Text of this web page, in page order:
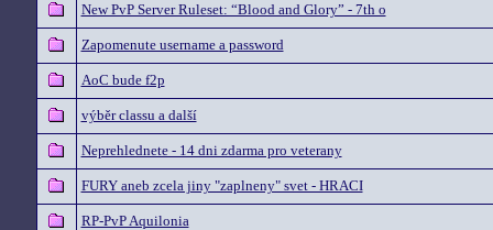
New PvP Server Ruleset: “Blood and Glory” - 7th o
Zapomenute username a password
AoC bude f2p
výběr classu a další
Neprehlednete - 14 dni zdarma pro veterany
FURY aneb zcela jiny "zaplneny" svet - HRACI
RP-PvP Aquilonia